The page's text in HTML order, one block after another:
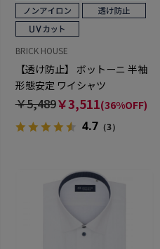
BRICK HOUSE
【透け防止】 ボットーニ 半袖
形態安定 ワイシャツ
￥5,489￥3,511(36%OFF)
4.7（3）